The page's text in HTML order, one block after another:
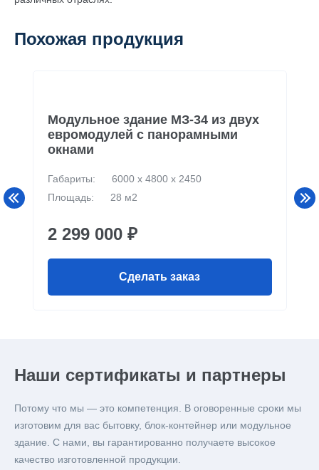
Похожая продукция
Модульное здание МЗ-34 из двух
евромодулей с панорамными
окнами
Габариты:
6000 х 4800 х 2450
Площадь:
28 м2
2 299 000 ₽
Сделать заказ
Наши сертификаты и партнеры
Потому что мы — это компетенция. В оговоренные сроки мы
изготовим для вас бытовку, блок-контейнер или модульное
здание. С нами, вы гарантированно получаете высокое
качество изготовленной продукции.